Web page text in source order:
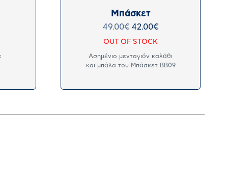
Μπάσκετ
49.00€ 42.00€
OUT OF STOCK
Ασημένιο μενταγιόν καλάθι
και μπάλα του Μπάσκετ BB09